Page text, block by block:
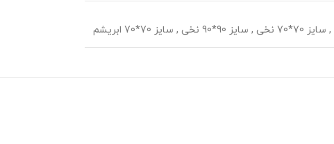
, سایز 70*70 نخی , سایز 90*90 نخی , سایز 70*70 ابریشم